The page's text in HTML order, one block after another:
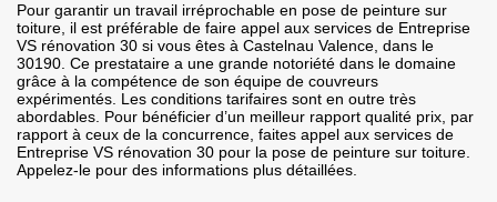
Pour garantir un travail irréprochable en pose de peinture sur
toiture, il est préférable de faire appel aux services de Entreprise
VS rénovation 30 si vous êtes à Castelnau Valence, dans le
30190. Ce prestataire a une grande notoriété dans le domaine
grâce à la compétence de son équipe de couvreurs
expérimentés. Les conditions tarifaires sont en outre très
abordables. Pour bénéficier d’un meilleur rapport qualité prix, par
rapport à ceux de la concurrence, faites appel aux services de
Entreprise VS rénovation 30 pour la pose de peinture sur toiture.
Appelez-le pour des informations plus détaillées.